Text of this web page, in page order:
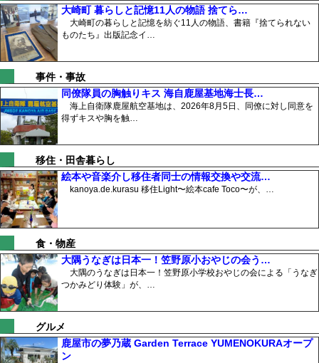
大崎町 暮らしと記憶11人の物語 捨てら…
大崎町の暮らしと記憶を紡ぐ11人の物語、書籍『捨てられない
ものたち』出版記念イ…
事件・事故
同僚隊員の胸触りキス 海自鹿屋基地海士長…
海上自衛隊鹿屋航空基地は、2026年8月5日、同僚に対し同意を
得ずキスや胸を触…
移住・田舎暮らし
絵本や音楽介し移住者同士の情報交換や交流…
kanoya.de.kurasu 移住Light〜絵本cafe Toco〜が、…
食・物産
大隅うなぎは日本一！笠野原小おやじの会う…
大隅のうなぎは日本一！笠野原小学校おやじの会による「うなぎ
つかみどり体験」が、…
グルメ
鹿屋市の夢乃蔵 Garden Terrace YUMENOKURAオープ
ン